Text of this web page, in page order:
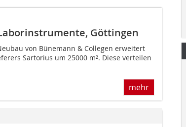
Göttingen
von Bünemann & Collegen erweitert
Sartorius um 25000 m². Diese verteilen
mehr